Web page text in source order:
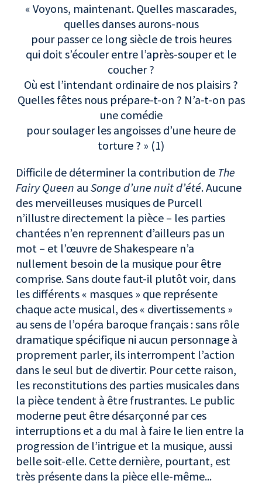
« Voyons, maintenant. Quelles mascarades,
quelles danses aurons-nous
pour passer ce long siècle de trois heures
qui doit s’écouler entre l’après-souper et le
coucher ?
Où est l’intendant ordinaire de nos plaisirs ?
Quelles fêtes nous prépare-t-on ? N’a-t-on pas
une comédie
pour soulager les angoisses d’une heure de
torture ? » (1)
Difficile de déterminer la contribution de The
Fairy Queen auSonge d’une nuit d’été. Aucune
des merveilleuses musiques de Purcell
n’illustre directement la pièce – les parties
chantées n’en reprennent d’ailleurs pas un
mot – et l’œuvre de Shakespeare n’a
nullement besoin de la musique pour être
comprise. Sans doute faut-il plutôt voir, dans
les différents « masques » que représente
chaque acte musical, des « divertissements »
au sens de l’opéra baroque français : sans rôle
dramatique spécifique ni aucun personnage à
proprement parler, ils interrompent l’action
dans le seul but de divertir. Pour cette raison,
les reconstitutions des parties musicales dans
la pièce tendent à être frustrantes. Le public
moderne peut être désarçonné par ces
interruptions et a du mal à faire le lien entre la
progression de l’intrigue et la musique, aussi
belle soit-elle. Cette dernière, pourtant, est
très présente dans la pièce elle-même...